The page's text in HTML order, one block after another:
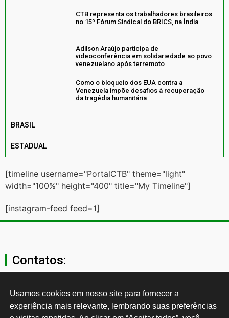
CTB representa os trabalhadores brasileiros
no 15º Fórum Sindical do BRICS, na Índia
Adilson Araújo participa de
videoconferência em solidariedade ao povo
venezuelano após terremoto
Como o bloqueio dos EUA contra a
Venezuela impõe desafios à recuperação
da tragédia humanitária
BRASIL
ESTADUAL
[timeline username="PortalCTB" theme="light"
width="100%" height="400" title="My Timeline"]
[instagram-feed feed=1]
Contatos:
secgeral@ctb.org.br
11 3874-0040
Usamos cookies em nosso site para fornecer a
experiência mais relevante, lembrando suas preferências